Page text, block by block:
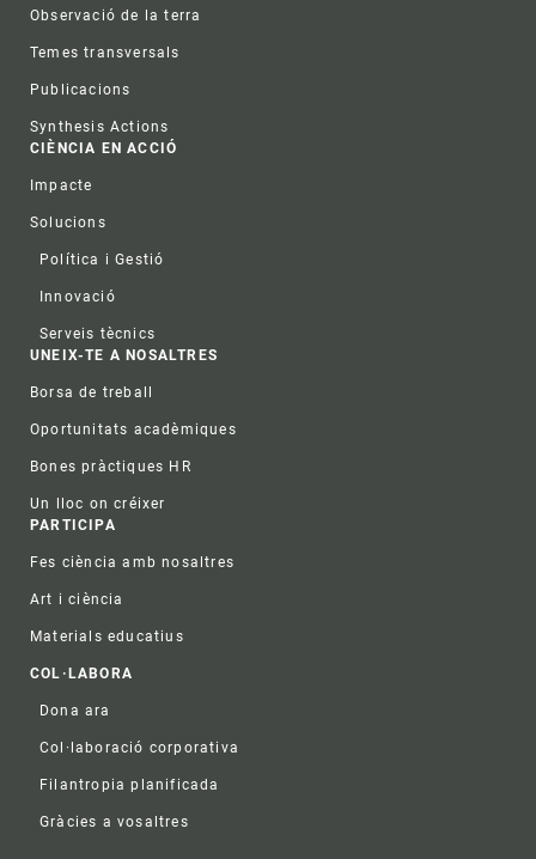
Observació de la terra
Temes transversals
Publicacions
Synthesis Actions
CIÈNCIA EN ACCIÓ
Impacte
Solucions
Política i Gestió
Innovació
Serveis tècnics
UNEIX-TE A NOSALTRES
Borsa de treball
Oportunitats acadèmiques
Bones pràctiques HR
Un lloc on créixer
PARTICIPA
Fes ciència amb nosaltres
Art i ciència
Materials educatius
COL·LABORA
Dona ara
Col·laboració corporativa
Filantropia planificada
Gràcies a vosaltres